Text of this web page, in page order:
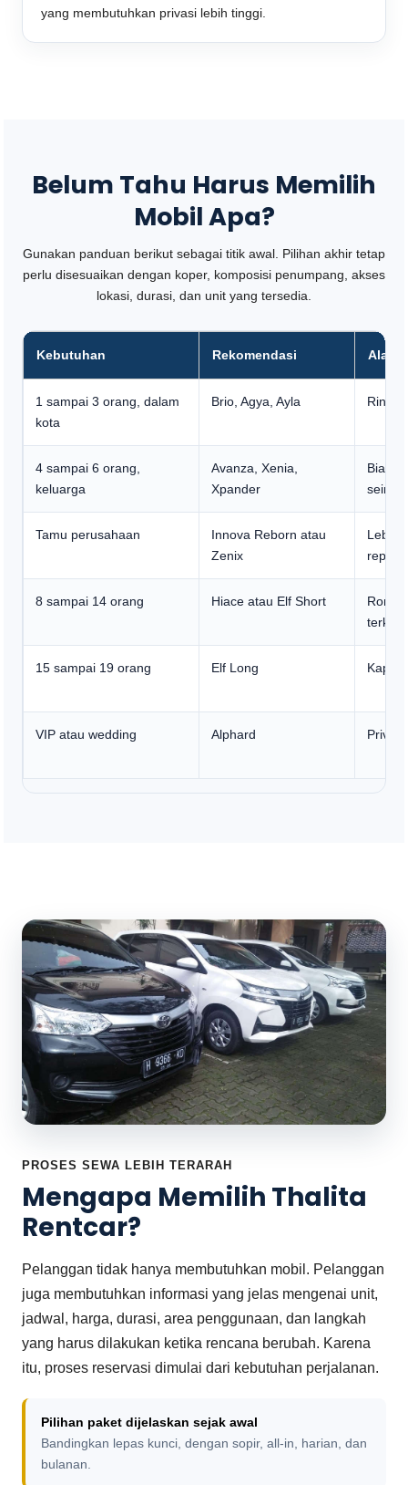
yang membutuhkan privasi lebih tinggi.
Belum Tahu Harus Memilih
Mobil Apa?
Gunakan panduan berikut sebagai titik awal. Pilihan akhir tetap
perlu disesuaikan dengan koper, komposisi penumpang, akses
lokasi, durasi, dan unit yang tersedia.
Kebutuhan Rekomendasi
1 sampai 3 orang, dalam
kota
Brio, Agya, Ayla
4 sampai 6 orang,
keluarga
Avanza, Xenia,
Xpander
Biaya
Tamu perusahaan
Innova Reborn atau
Zenix
Lebih
8 sampai 14 orang Hiace atau Elf Short
15 sampai 19 orang Elf Long
VIP atau wedding Alphard
PROSES SEWA LEBIH TERARAH
Mengapa Memilih Thalita
Rentcar?
Pelanggan tidak hanya membutuhkan mobil. Pelanggan
juga membutuhkan informasi yang jelas mengenai unit,
jadwal, harga, durasi, area penggunaan, dan langkah
yang harus dilakukan ketika rencana berubah. Karena
itu, proses reservasi dimulai dari kebutuhan perjalanan.
Pilihan paket dijelaskan sejak awal
Bandingkan lepas kunci, dengan sopir, all-in, harian, dan
bulanan.